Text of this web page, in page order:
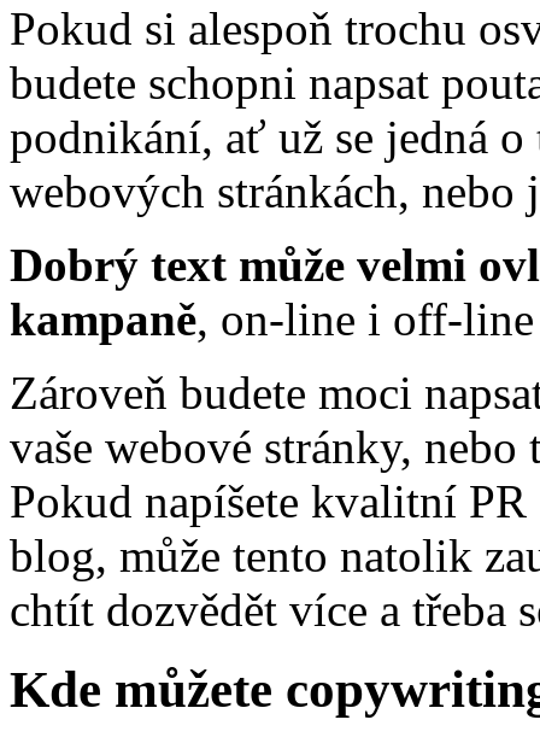
Pokud si alespoň trochu
budete schopni napsat
podnikání, ať už se jedná
webových stránkách, nebo
Dobrý text může velmi
kampaně, on-line i off-
Zároveň budete moci
vaše webové stránky,
Pokud napíšete kvalitní
blog, může tento natolik
chtít dozvědět více a třeba
Kde můžete